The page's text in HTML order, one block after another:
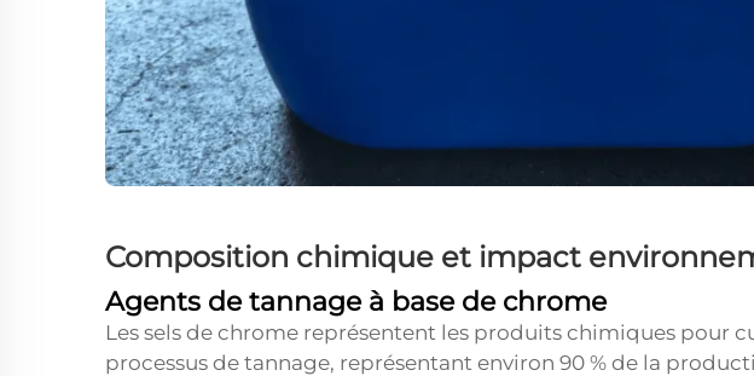
Composition chimique et impact
Agents de tannage à base de chrome
Les sels de chrome représentent les produits chimiques pour
processus de tannage, représentant environ 90 % de la